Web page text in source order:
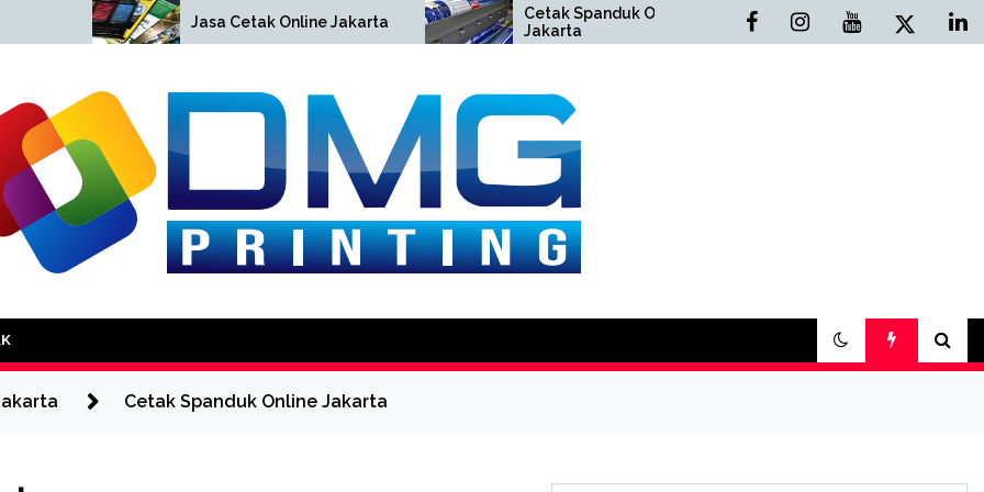
Jasa Cetak Online Jakarta
Cetak Spanduk Online
Jakarta
Cetak Buku Yasin Online
Printing
Cetak Spanduk Online Jakarta